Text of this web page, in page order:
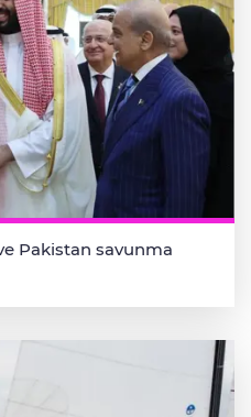
Pakistan savunma